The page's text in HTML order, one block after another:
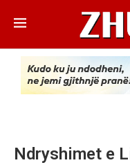
Ndryshimet e